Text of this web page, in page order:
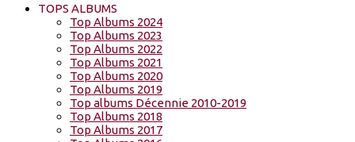
TOPS ALBUMS
Top Albums 2024
Top Albums 2023
Top Albums 2022
Top Albums 2021
Top Albums 2020
Top Albums 2019
Top albums Décennie 2010-2019
Top Albums 2018
Top Albums 2017